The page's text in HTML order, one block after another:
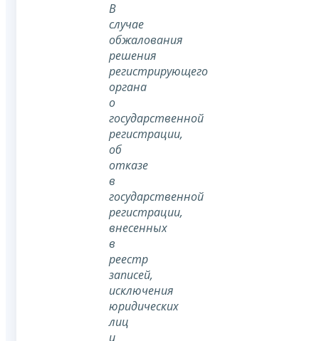
В
случае
обжалования
решения
регистрирующего
органа
о
государственной
регистрации,
об
отказе
в
государственной
регистрации,
внесенных
в
реестр
записей,
исключения
юридических
лиц
и